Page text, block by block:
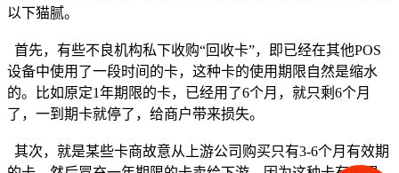
以下猫腻。
首先，有些不良机构私下收购“回收卡”，即已经在其他POS
设备中使用了一段时间的卡，这种卡的使用期限自然是缩水
的。比如原定1年期限的卡，已经用了6个月，就只剩6个月
了，一到期卡就停了，给商户带来损失。
其次，就是某些卡商故意从上游公司购买只有3-6个月有效期